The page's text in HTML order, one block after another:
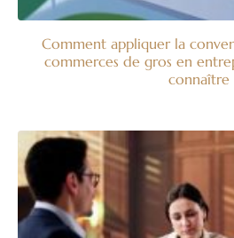
Comment appliquer la
commerces de gros en
connaître